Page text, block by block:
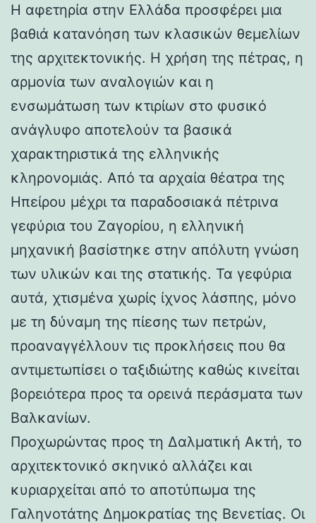
Η αφετηρία στην Ελλάδα προσφέρει μια
βαθιά κατανόηση των κλασικών θεμελίων
της αρχιτεκτονικής. Η χρήση της πέτρας, η
αρμονία των αναλογιών και η
ενσωμάτωση των κτιρίων στο φυσικό
ανάγλυφο αποτελούν τα βασικά
χαρακτηριστικά της ελληνικής
κληρονομιάς. Από τα αρχαία θέατρα της
Ηπείρου μέχρι τα παραδοσιακά πέτρινα
γεφύρια του Ζαγορίου, η ελληνική
μηχανική βασίστηκε στην απόλυτη γνώση
των υλικών και της στατικής. Τα γεφύρια
αυτά, χτισμένα χωρίς ίχνος λάσπης, μόνο
με τη δύναμη της πίεσης των πετρών,
προαναγγέλλουν τις προκλήσεις που θα
αντιμετωπίσει ο ταξιδιώτης καθώς κινείται
βορειότερα προς τα ορεινά περάσματα των
Βαλκανίων.
Προχωρώντας προς τη Δαλματική Ακτή, το
αρχιτεκτονικό σκηνικό αλλάζει και
κυριαρχείται από το αποτύπωμα της
Γαληνοτάτης Δημοκρατίας της Βενετίας. Οι